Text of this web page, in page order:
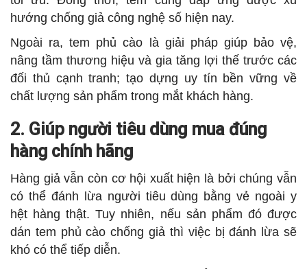
hướng chống giả công nghệ số hiện nay.
Ngoài ra, tem phủ cào là giải pháp giúp bảo vệ,
nâng tầm thương hiệu và gia tăng lợi thế trước các
đối thủ cạnh tranh; tạo dựng uy tín bền vững về
chất lượng sản phẩm trong mắt khách hàng.
2. Giúp người tiêu dùng mua đúng
hàng chính hãng
Hàng giả vẫn còn cơ hội xuất hiện là bởi chúng vẫn
có thể đánh lừa người tiêu dùng bằng vẻ ngoài y
hệt hàng thật. Tuy nhiên, nếu sản phẩm đó được
dán tem phủ cào chống giả thì việc bị đánh lừa sẽ
khó có thể tiếp diễn.